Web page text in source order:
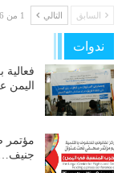
السابق التالي 1 من 26
ندوات
مؤتمر
جنيف…